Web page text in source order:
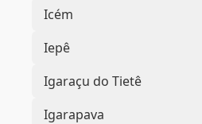
Icém
Iepê
Igaraçu do Tietê
Igarapava